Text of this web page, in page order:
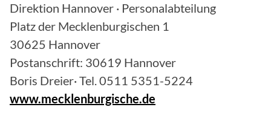
Direktion Hannover · Personalabteilung
Platz der Mecklenburgischen 1
30625 Hannover
Postanschrift: 30619 Hannover
Boris Dreier· Tel. 0511 5351-5224
www.mecklenburgische.de